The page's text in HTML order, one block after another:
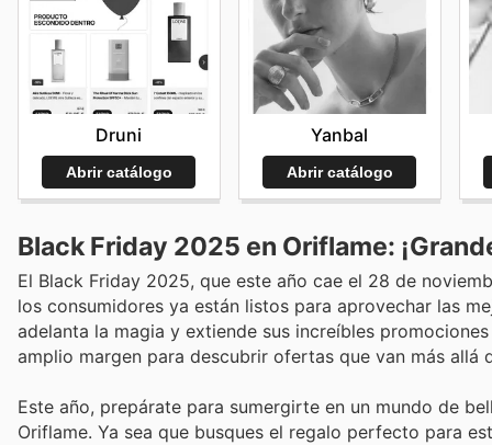
Druni
Abrir catálogo
Yanbal
Abrir catálogo
Black Friday 2025 en Oriflame:
El Black Friday 2025, que este año cae el 28 de
los consumidores ya están listos para aprovechar las
adelanta la magia y extiende sus increíbles
amplio margen para descubrir ofertas que van más allá
Este año, prepárate para sumergirte en un mundo de
Oriflame. Ya sea que busques el regalo perfecto para